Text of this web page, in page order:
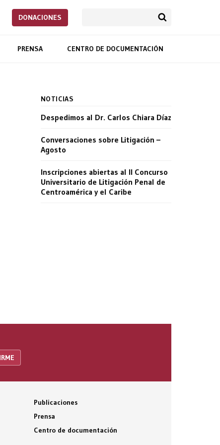
DONACIONES
PRENSA CENTRO DE DOCUMENTACIÓN
NOTICIAS
Despedimos al Dr. Carlos Chiara Díaz
Conversaciones sobre Litigación –
Agosto
Inscripciones abiertas al II Concurso
Universitario de Litigación Penal de
Centroamérica y el Caribe
Publicaciones
Prensa
Centro de documentación